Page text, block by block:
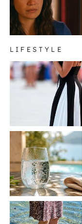
LIFESTYLE